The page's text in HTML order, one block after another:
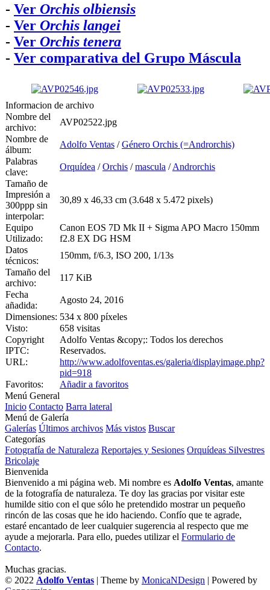
- Ver Orchis olbiensis
- Ver Orchis langei
- Ver Orchis tenera
- Ver comparativa del Grupo Máscula
Informacion de archivo
Nombre del
archivo:
AVP02522.jpg
Nombre de
álbum:
Adolfo Ventas /Género Orchis (=Androrchis)
Palabras
clave:
Orquídea /Orchis /mascula /Androrchis
Tamaño de
Impresión a
300ppp sin
interpolar:
30,89 x 46,33 cm (3.648 x 5.472 pixels)
Equipo
Utilizado:
Canon EOS 7D Mk II + Sigma APO Macro 150mm
f2.8 EX DG HSM
Datos
técnicos:
150mm, f/6.3, ISO 200, 1/13s
Tamaño del
archivo:
117 KiB
Fecha
añadida:
Agosto 24, 2016
Dimensiones: 534 x 800 píxeles
Visto:
658 visitas
Copyright
IPTC:
Adolfo Ventas &copy;: Todos los derechos
Reservados.
URL:
http://www.adolfoventas.es/galeria/displayimage.php?
pid=918
Favoritos:
Añadir a favoritos
Menú General
Inicio Contacto Barra lateral
Menú de Galería
Galerías Últimos archivos Más vistos Buscar
Categorías
Fotografía de Naturaleza Reportajes y Sesiones Orquídeas Silvestres
Bricolaje
Bienvenida
Bienvenido a mi página web. Mi nombre es Adolfo Ventas, amante
de la fotografía de naturaleza. Te doy las gracias por visitar este
humilde sitio con el que sólo he pretendido mostrar un pequeño
rincón de las cosas que he ido haciendo. Confío que te agrade,
estaré encantado de leer cualquier sugerencia al respecto que me
ayude a mejorarla. Para ello, puedes utilizar el Formulario de
Contacto.
Muchas gracias.
© 2022 Adolfo Ventas | Theme by MonicaNDesign | Powered by